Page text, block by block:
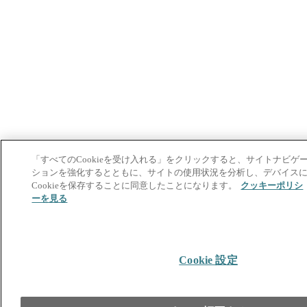
「すべてのCookieを受け入れる」をクリックすると、サイトナビゲ
ションを強化するとともに、サイトの使用状況を分析し、デバイス
Cookieを保存することに同意したことになります。
クッキーポリシ
ーを見る
Cookie 設定